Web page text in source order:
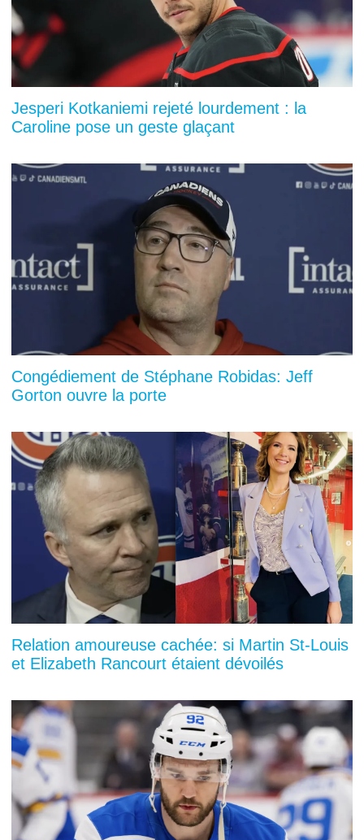
Jesperi Kotkaniemi rejeté lourdement : la
Caroline pose un geste glaçant
Congédiement de Stéphane Robidas: Jeff
Gorton ouvre la porte
Relation amoureuse cachée: si Martin St-Louis
et Elizabeth Rancourt étaient dévoilés